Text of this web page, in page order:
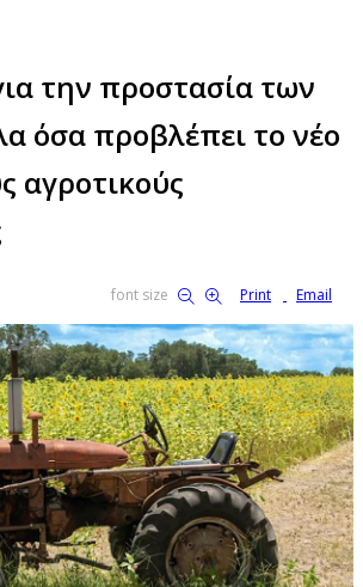
την προστασία των
όσα προβλέπει το νέο
αγροτικούς
font size
Print Email